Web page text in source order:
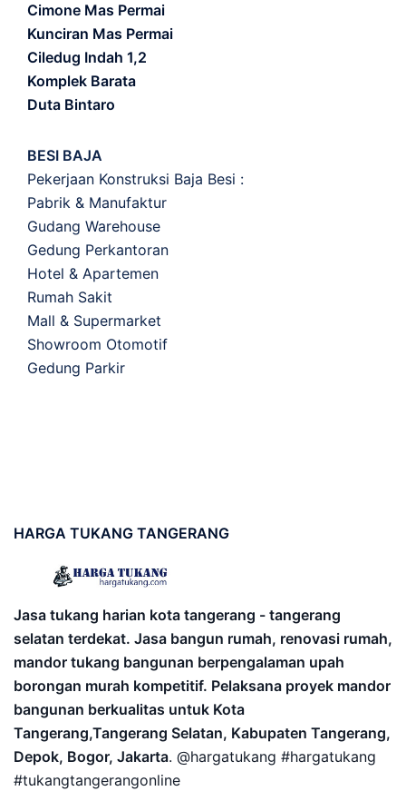
Cimone Mas Permai
Kunciran Mas Permai
Ciledug Indah 1,2
Komplek Barata
Duta Bintaro
BESI BAJA
Pekerjaan Konstruksi Baja Besi :
Pabrik & Manufaktur
Gudang Warehouse
Gedung Perkantoran
Hotel & Apartemen
Rumah Sakit
Mall & Supermarket
Showroom Otomotif
Gedung Parkir
HARGA TUKANG TANGERANG
Jasa tukang harian kota tangerang - tangerang
selatan terdekat. Jasa bangun rumah, renovasi rumah,
mandor tukang bangunan berpengalaman upah
borongan murah kompetitif. Pelaksana proyek mandor
bangunan berkualitas untuk Kota
Tangerang,Tangerang Selatan, Kabupaten Tangerang,
Depok, Bogor, Jakarta. @hargatukang #hargatukang
#tukangtangerangonline